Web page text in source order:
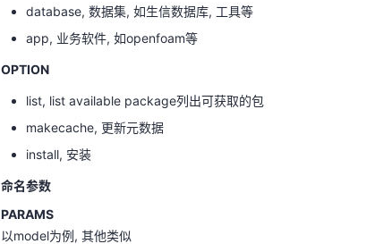
list, list available package列出可获取的包
makecache, 更新元数据
install, 安装
命名参数
PARAMS
以model为例, 其他类似
$ cthpc model install PACKAGE_NAME [--
--dir DIR_PATH
目标安装目录
database, 数据集, 如生信数据库, 工具等
app, 业务软件, 如openfoam等
OPTION
list, list available package列出可获取的包
makecache, 更新元数据
install, 安装
命名参数
PARAMS
以model为例, 其他类似